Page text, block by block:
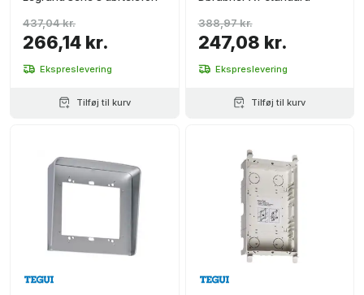
266,14 kr.
437,04 kr.
Ekspreslevering
Tilføj til kurv
247,08 kr.
388,97 kr.
Ekspreslevering
Tilføj til kurv